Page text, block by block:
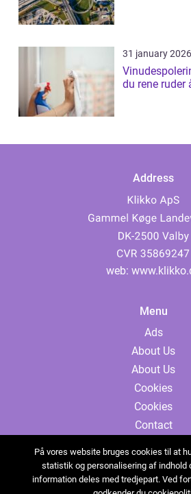
31 january 2026
Vinudespolering
du rene ruder
Address
web:
Menu
Ads
About Us
About Us
Cookies
Cookies
Contact
Sitemap
Sitemap
På vores website bruges cookies til at
statistik og personalisering af indhold
information deles med tredjepart. Ved